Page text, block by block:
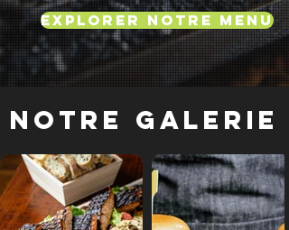
Explorer notre menu
Notre galerie